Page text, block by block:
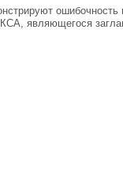
ошибочность
являющегося